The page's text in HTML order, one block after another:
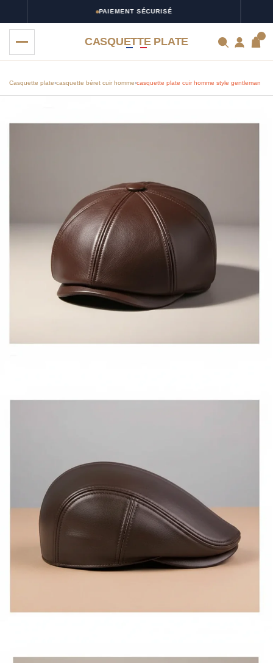
PAIEMENT SÉCURISÉ
CASQUETTE PLATE
Casquette plate›casquette béret cuir homme›casquette plate cuir homme style gentleman